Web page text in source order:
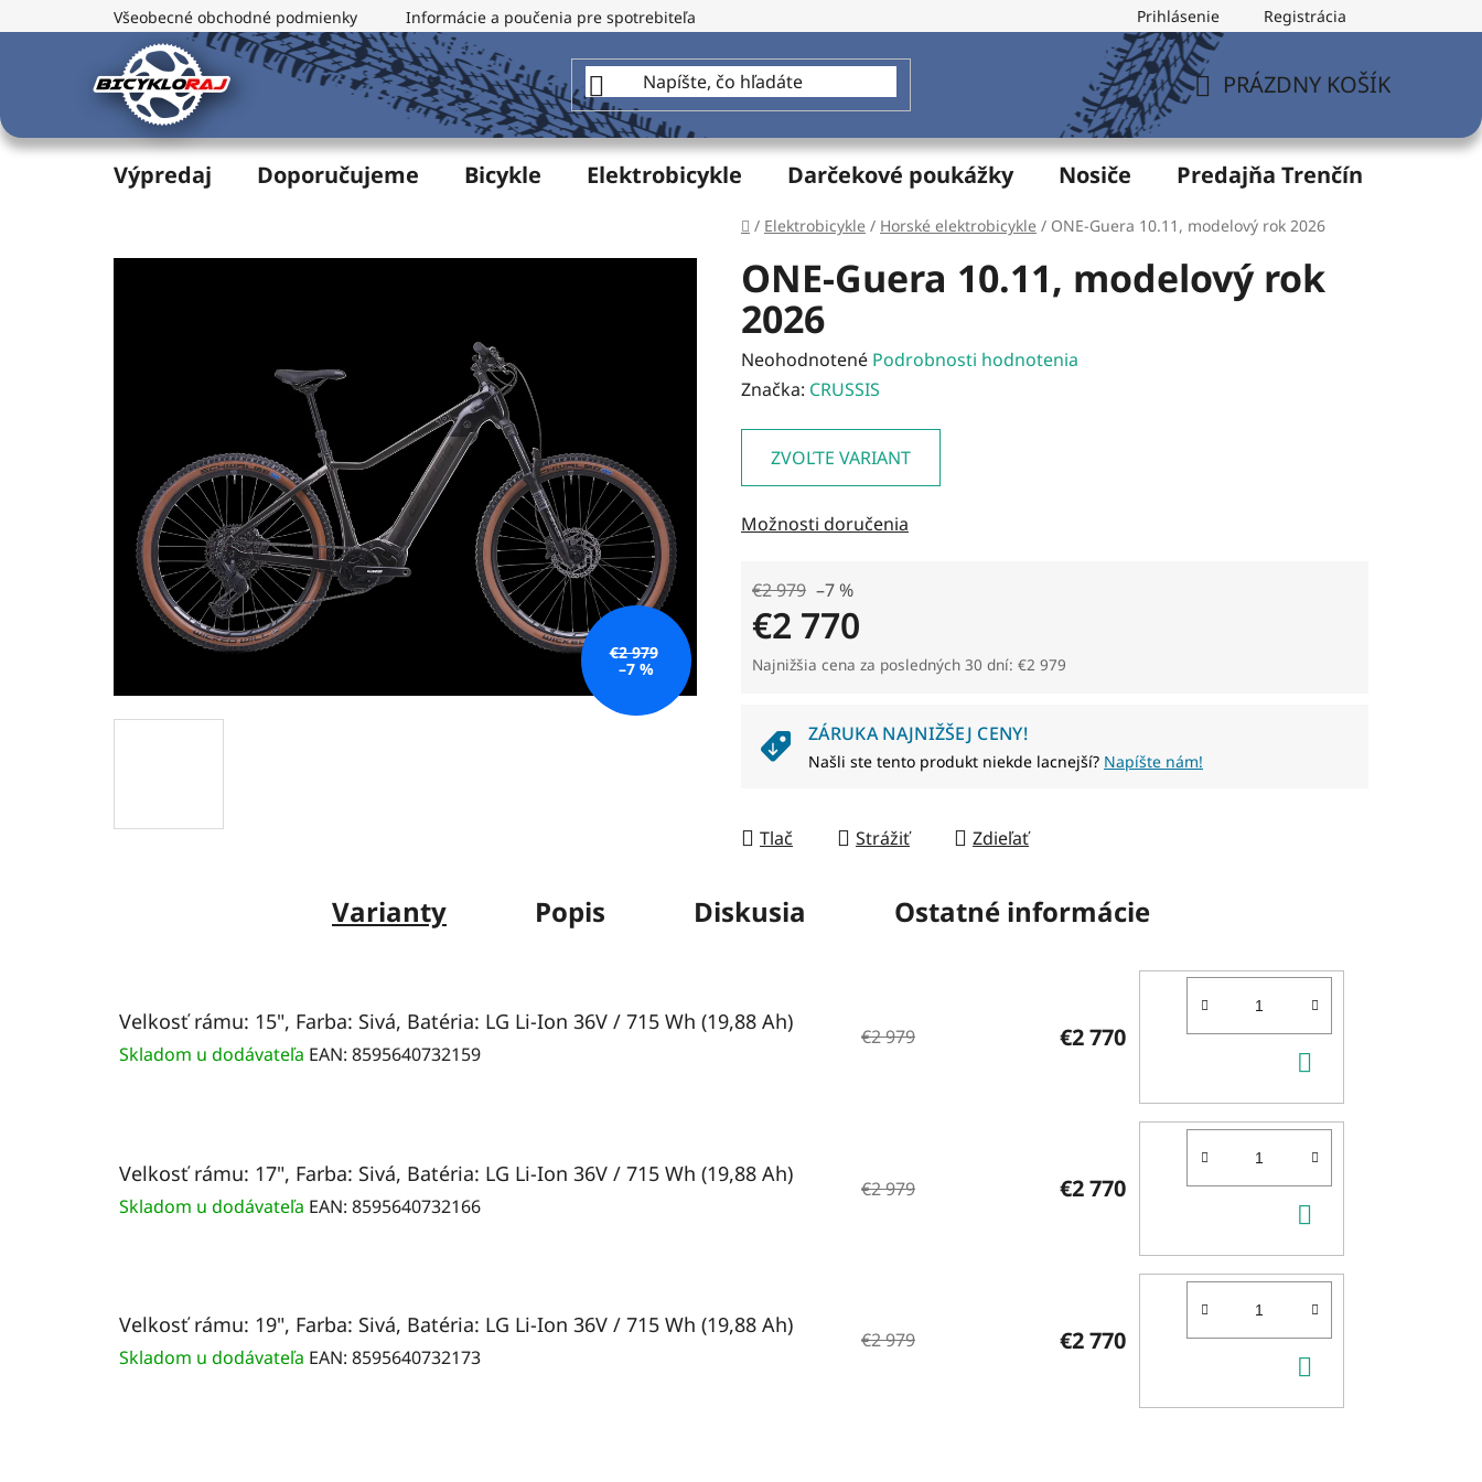
na
Všeobecné obchodné podmienky Informácie a poučenia pre spotrebiteľa Formulár na odstúpenie od zmluvy
Prihlásenie Registrácia
KOŠÍK
PRÁZDNY KOŠÍK
Výpredaj Doporučujeme Bicykle Elektrobicykle Darčekové poukážky Nosiče Predajňa Trenčín
Domov
/ Elektrobicykle / Horské elektrobicykle / ONE-Guera 10.11, modelový rok 2026
ONE-Guera 10.11, modelový rok
2026
Priemerné
hodnotenie
5
Neohodnotené Podrobnosti hodnotenia
Značka: CRUSSIS
ZVOĽTE VARIANT
Možnosti doručenia
€2 979 –7 %
€2 770
Jednotková cena:
Najnižšia cena za posledných 30 dní: €2 979
ZÁRUKA NAJNIŽŠEJ CENY!
Našli ste tento produkt niekde lacnejší? Napíšte nám!
Tlač Strážiť Zdieľať
€2 979
–7 %
Varianty Popis Diskusia Ostatné informácie
Velkosť rámu: 15", Farba: Sivá, Batéria: LG Li-Ion 36V / 715 Wh (19,88 Ah)
Skladom u dodávateľa EAN: 8595640732159
€2 979 €2 770
KOŠÍKA
Velkosť rámu: 17", Farba: Sivá, Batéria: LG Li-Ion 36V / 715 Wh (19,88 Ah)
Skladom u dodávateľa EAN: 8595640732166
€2 979 €2 770
KOŠÍKA
Velkosť rámu: 19", Farba: Sivá, Batéria: LG Li-Ion 36V / 715 Wh (19,88 Ah)
Skladom u dodávateľa EAN: 8595640732173
€2 979 €2 770